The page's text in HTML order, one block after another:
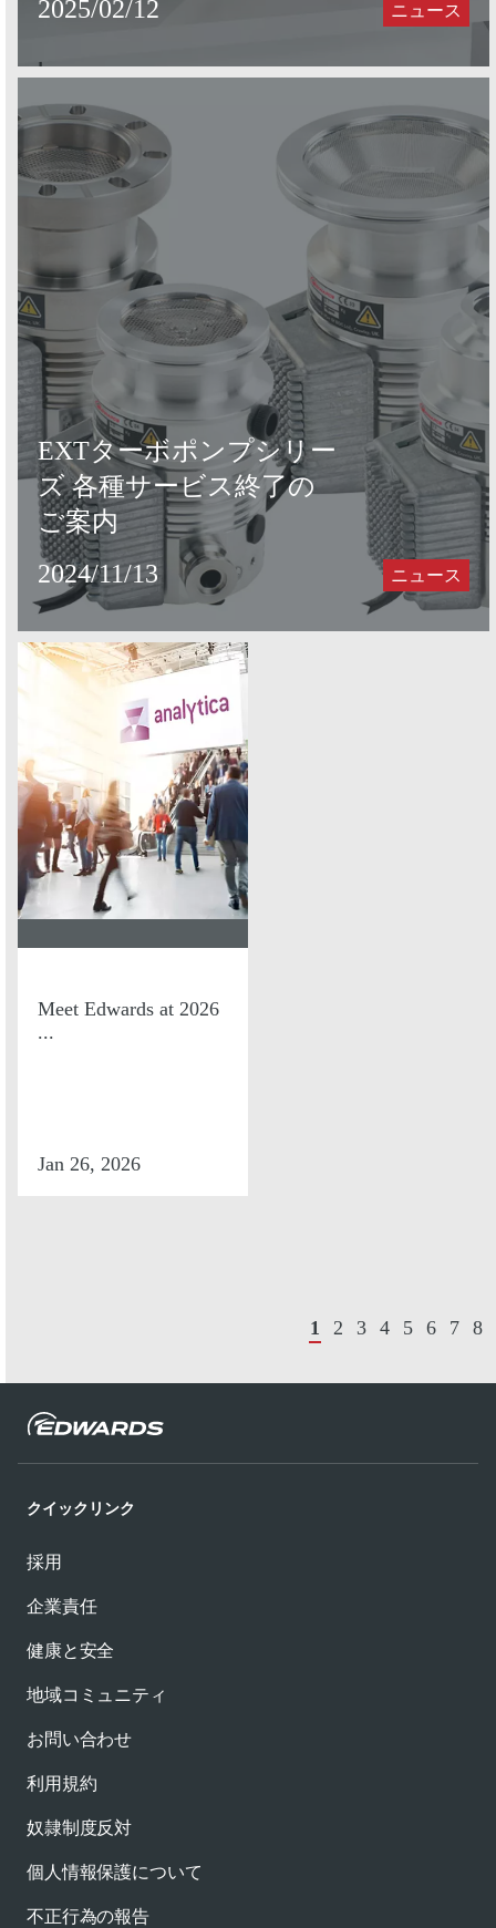
2025/02/12 ニュース
EXTターボポンプシリー
ズ 各種サービス終了の
ご案内
2024/11/13
ニュース
Meet Edwards at 2026
...
Jan 26, 2026
1 2 3 4 5 6 7 8
クイックリンク
採用
企業責任
健康と安全
地域コミュニティ
お問い合わせ
利用規約
奴隷制度反対
個人情報保護について
不正行為の報告